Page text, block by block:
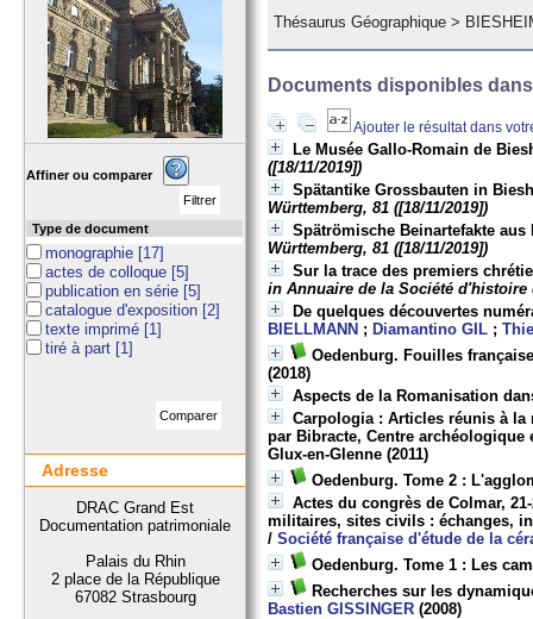
Thésaurus Géographique >
Documents disponibles
Ajouter le résultat dans
Le Musée Gallo-Romain de
([18/11/2019])
Spätantike Grossbauten in
Württemberg, 81 ([18/11/2019])
Spätrömische Beinartefakte aus
Württemberg, 81 ([18/11/2019])
Sur la trace des premiers
in Annuaire de la Société d'histoire
De quelques découvertes
BIELLMANN ; Diamantino GIL ;
Oedenburg. Fouilles
(2018)
Aspects de la Romanisation
Carpologia : Articles réunis à la
par Bibracte, Centre archéologique
Glux-en-Glenne (2011)
Oedenburg. Tome 2 :
Actes du congrès de Colmar,
militaires, sites civils : échanges,
/Société française d'étude de la
Oedenburg. Tome 1 : Les
Recherches sur les
Bastien GISSINGER (2008)
Affiner ou comparer
Type de document
monographie [17]
actes de colloque [5]
publication en série [5]
catalogue d'exposition [2]
texte imprimé [1]
tiré à part [1]
Adresse
DRAC Grand Est
Documentation patrimoniale
Palais du Rhin
2 place de la République
67082 Strasbourg